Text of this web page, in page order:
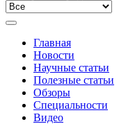
Главная
Новости
Научные статьи
Полезные статьи
Обзоры
Специальности
Видео